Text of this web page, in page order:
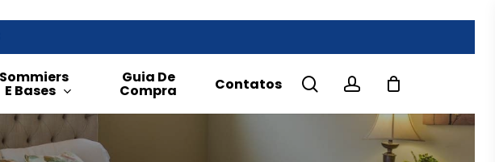
Sommiers
E Bases
Guia De
Compra Contatos searchaccount